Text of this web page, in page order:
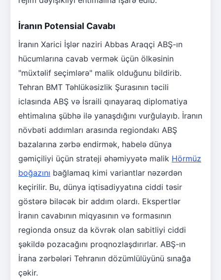
İranın Potensial Cavabı
İranın Xarici İşlər naziri Abbas Araqçi ABŞ-ın
hücumlarına cavab vermək üçün ölkəsinin
"müxtəlif seçimlərə" malik olduğunu bildirib.
Tehran BMT Təhlükəsizlik Şurasının təcili
iclasında ABŞ və İsraili qınayaraq diplomatiya
ehtimalına şübhə ilə yanaşdığını vurğulayıb. İranın
növbəti addımları arasında regiondakı ABŞ
bazalarına zərbə endirmək, habelə dünya
gəmiçiliyi üçün strateji əhəmiyyətə malik Hörmüz
boğazını bağlamaq kimi variantlar nəzərdən
keçirilir. Bu, dünya iqtisadiyyatına ciddi təsir
göstərə biləcək bir addım olardı. Ekspertlər
İranın cavabının miqyasının və formasının
regionda onsuz da kövrək olan sabitliyi ciddi
şəkildə pozacağını proqnozlaşdırırlar. ABŞ-ın
İrana zərbələri Tehranın dözümlülüyünü sınağa
çəkir.